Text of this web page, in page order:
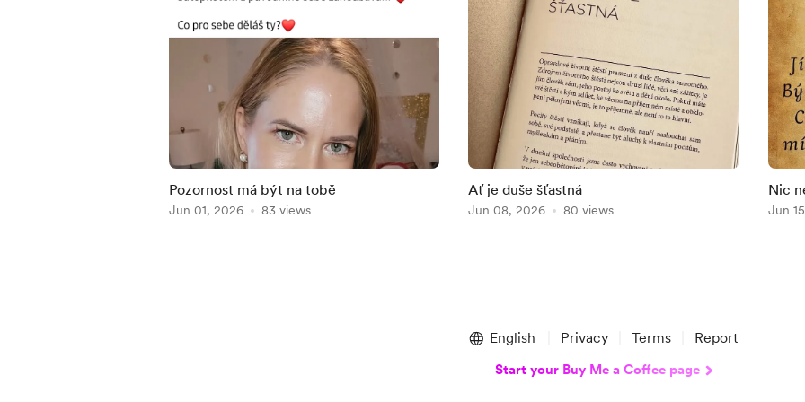
Pozornost má být na tobě
Jun 01, 2026 83 views
Ať je duše šťastná
Jun 08, 2026 80 views
Nic
Jun
English Privacy Terms Report
Start your Buy Me a Coffee page